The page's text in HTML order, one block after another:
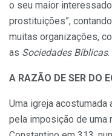
o seu maior
prostituições”,
muitas organizações,
as Sociedades Bíblicas.
A RAZÃO DE SER DO
Uma igreja acostumada
pela imposição de uma